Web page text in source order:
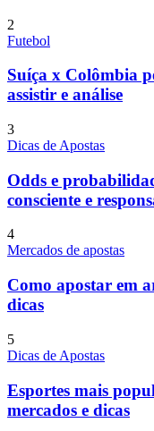
2
Futebol
Suíça x Colômbia
assistir e análise
3
Dicas de Apostas
Odds e
consciente e
4
Mercados de apostas
Como apostar em
dicas
5
Dicas de Apostas
Esportes mais
mercados e dicas